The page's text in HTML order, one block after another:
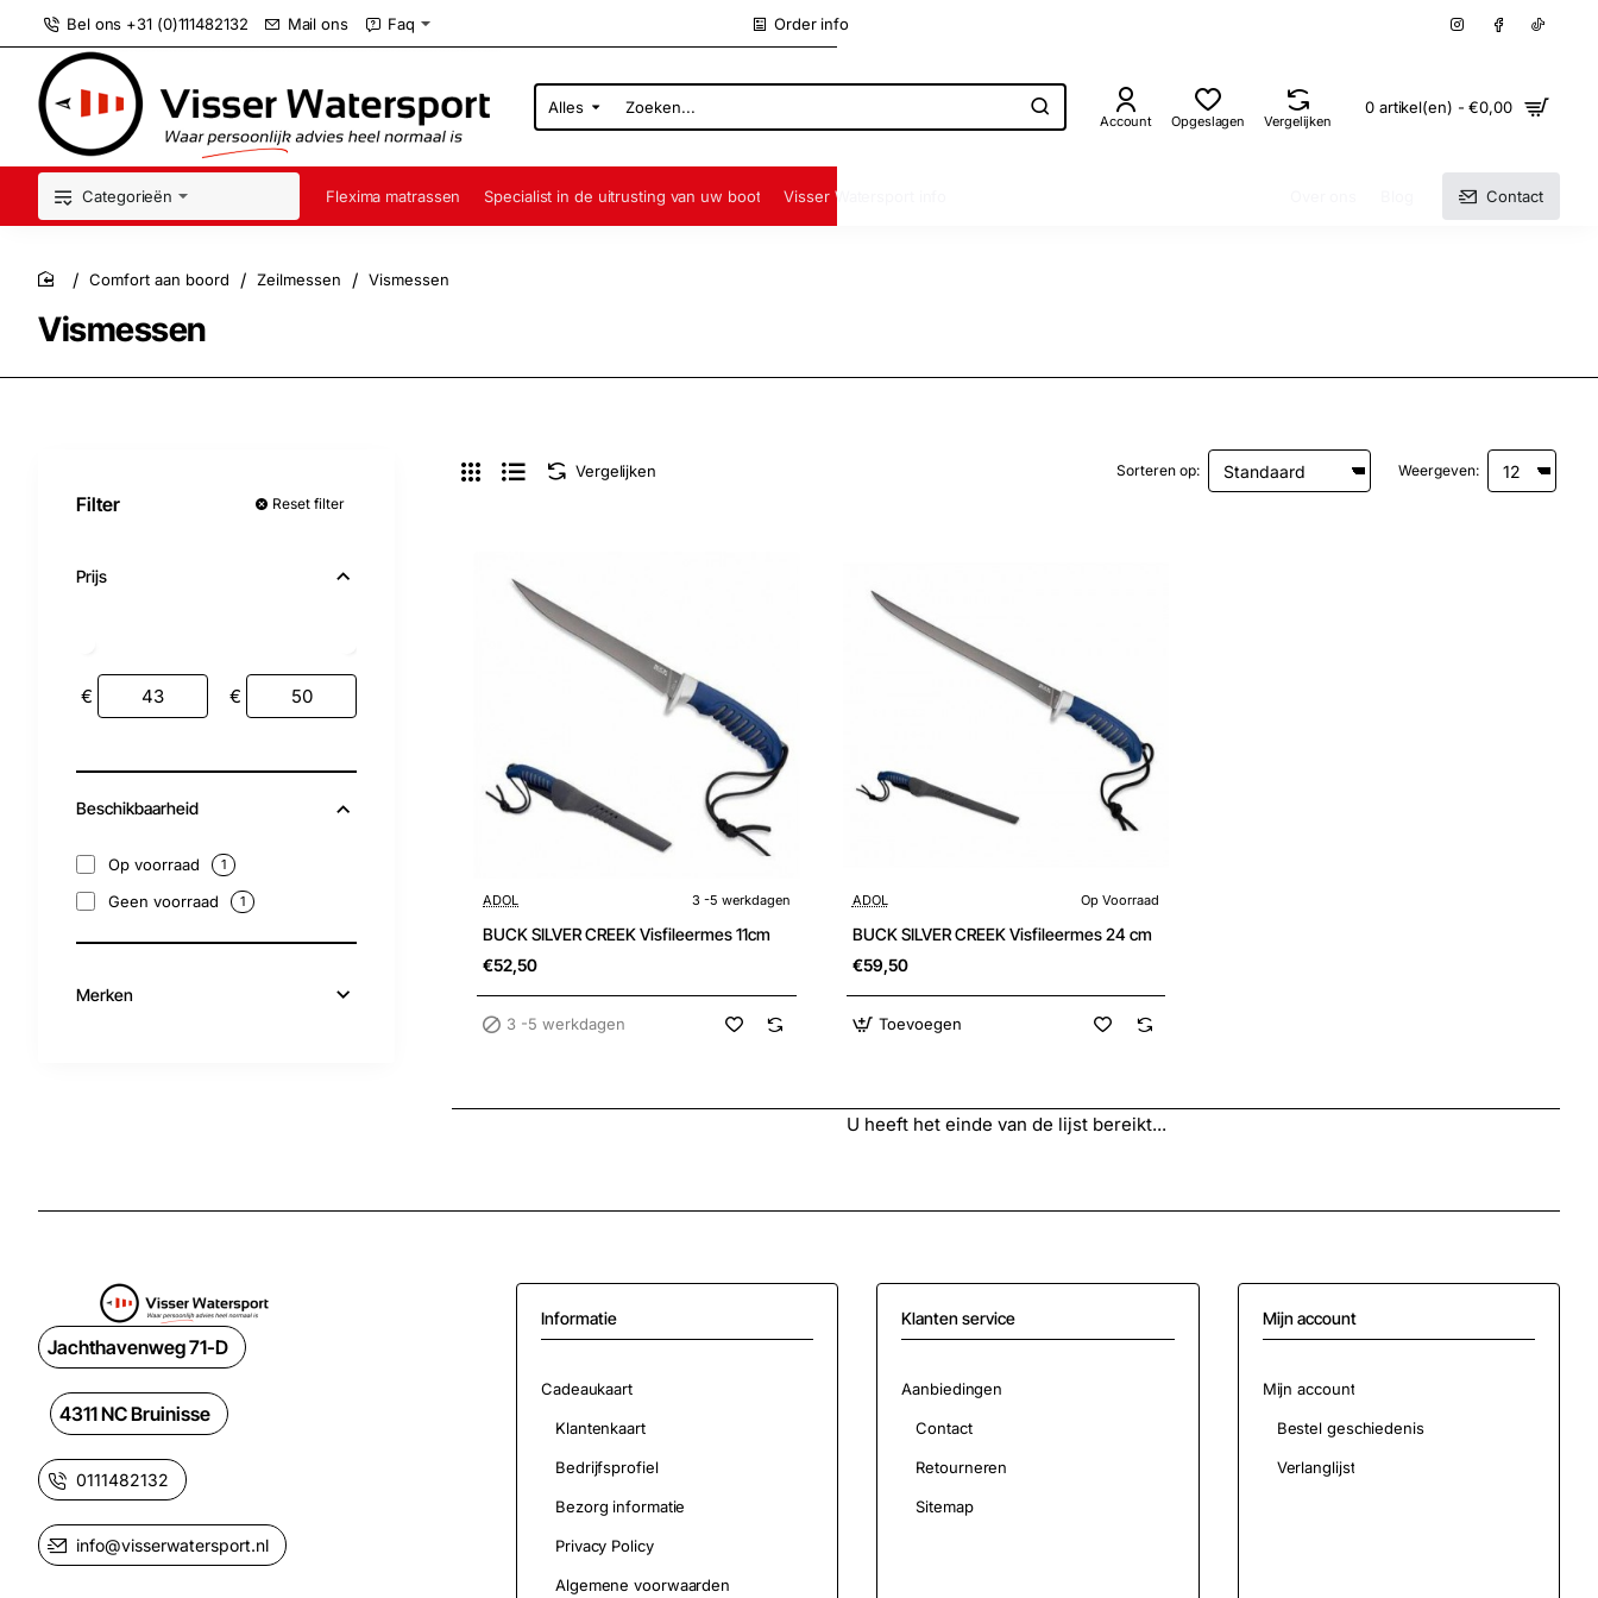
Bel ons +31 (0)111482132 Mail ons Faq Order info
Alles
Zoeken... Account Opgeslagen Vergelijken
0 artikel(en) - €0,00
Categorieën Flexima matrassen Specialist in de uitrusting van uw boot Visser Watersport info Contact
Vismessen
home
Comfort aan boord Zeilmessen Vismessen
Filter Reset filter
Prijs
€ €
Beschikbaarheid
Op voorraad 1
Geen voorraad 1
Merken
Vergelijken Sorteren op: Weergeven:
3 -5 werkdagen
ADOL 3 -5 werkdagen
BUCK SILVER CREEK Visfileermes 11cm
€52,50
3 -5 werkdagen
ADOL Op Voorraad
BUCK SILVER CREEK Visfileermes 24 cm
€59,50
Toevoegen
U heeft het einde van de lijst bereikt...
Jachthavenweg 71-D
4311 NC Bruinisse
0111482132
info@visserwatersport.nl
Informatie
Cadeaukaart
Klantenkaart
Bedrijfsprofiel
Bezorg informatie
Privacy Policy
Algemene voorwaarden
Klanten service
Aanbiedingen
Contact
Retourneren
Sitemap
Mijn account
Mijn account
Bestel geschiedenis
Verlanglijst